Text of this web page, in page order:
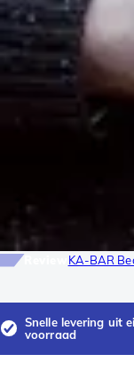
KA-BAR
Snelle levering uit
voorraad